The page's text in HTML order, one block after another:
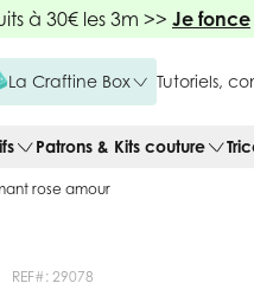
à 30€ les 3m >> Je fonce
La Craftine Box Tutoriels,
Patrons & Kits couture
rose amour
REF#: 29078